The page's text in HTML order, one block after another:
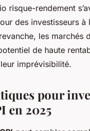
risque-rendement
des investisseurs à
les marchés
de haute
imprévisibilité.
pour
en 2025